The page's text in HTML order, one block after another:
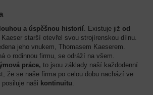
a úspěšnou historií. Existuje již od
starší otevřel svou strojírenskou dílnu.
jeho vnukem, Thomasem Kaeserem.
o rodinnou firmu, se odráží na všem.
práce, to jsou základy naší každodenní
že se naše firma po celou dobu nachází ve
naši kontinuitu.